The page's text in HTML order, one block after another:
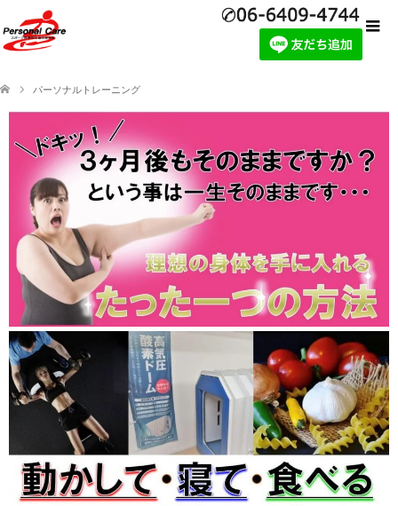
パーソナルトレーニング